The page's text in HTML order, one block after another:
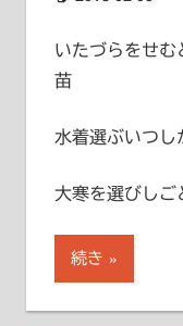
いたづらをせ
苗
水着選ぶいつ
大寒を選びし
続き